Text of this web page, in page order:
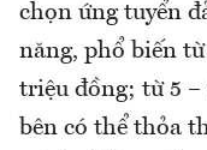
chọn ứng tuyển
năng, phổ biến
triệu đồng; từ 5
bên có thể thỏa